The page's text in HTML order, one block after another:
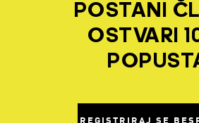
POSTANI
OSTVARI